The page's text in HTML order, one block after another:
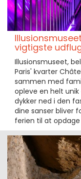
vigtigste
Illusionsmuseet,
Paris' kvarter
sammen med
opleve en helt
dykker ned i den
dine sanser bliver
ferien til at opdage